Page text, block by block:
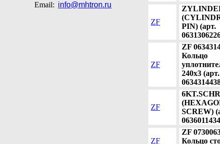
Email: info@mhtron.ru
ZF
PIN) (арт.
ZF
ZF
Кольцо
240x3 (арт.
ZF
SCREW)
ZF
ZF
Кольцо